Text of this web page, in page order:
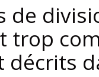
de
trop
décrits